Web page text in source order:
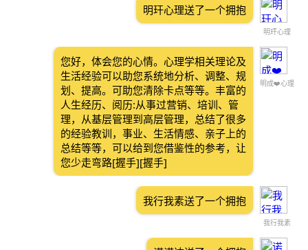
明玕心理
明玕心理送了一个拥抱
明成❤️心理
您好，体会您的心情。心理学相关理论及
生活经验可以助您系统地分析、调整、规
划、提高。可助您清除卡点等等。丰富的
人生经历、阅历:从事过营销、培训、管
理，从基层管理到高层管理，总结了很多
的经验教训，事业、生活情感、亲子上的
总结等等，可以给到您借鉴性的参考，让
您少走弯路[握手][握手]
我行我素
我行我素送了一个拥抱